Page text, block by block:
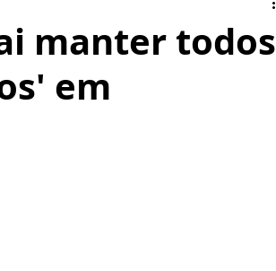
Facebook
Gear VR
manter todos
em